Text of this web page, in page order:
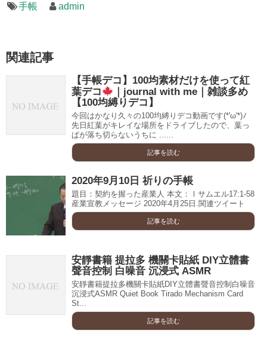
手帳 admin
関連記事
【手帳デコ】100均素材だけを使って紅
葉デコ
｜journal with me｜雑談多め
【100均縛りデコ】
今回はかなり久々の100均縛りデコ動画です(*'ω'*)ﾉ
先日紅葉がキレイな場所をドライブしたので、葉っ
ぱが落ち切らないうちに ......
記事を読む
2020年9月10日 祈りの手帳
題目：契約を握った産業人 本文：Ⅰサムエル17:1-58
産業宣教メッセージ 2020年4月25日.関連ツイート
記事を読む
安靜書籍 提拉多 機關卡貼紙 DIY立體書
聲音控制 白噪音 沉浸式 ASMR
安靜書籍提拉多機關卡貼紙DIY立體書聲音控制白噪音
沉浸式ASMR Quiet Book Tirado Mechanism Card
St...
記事を読む